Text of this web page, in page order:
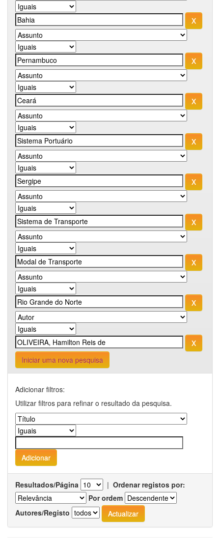
Iniciar uma nova pesquisa
Adicionar filtros:
Utilizar filtros para refinar o resultado da pesquisa.
Resultados/Página | Ordenar registos por:
Por ordem
Autores/Registo